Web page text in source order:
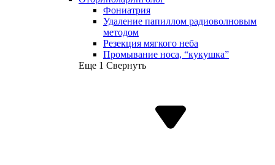
Фониатрия
Удаление папиллом радиоволновым
методом
Резекция мягкого неба
Промывание носа, “кукушка”
Еще 1 Свернуть